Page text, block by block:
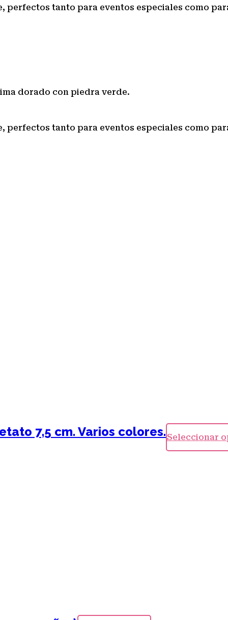
perfectos tanto para eventos especiales como
dorado con piedra verde.
perfectos tanto para eventos especiales como
7,5 cm. Varios colores.Seleccionar